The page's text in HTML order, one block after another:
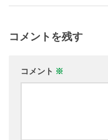
コメントを残す
コメント ※